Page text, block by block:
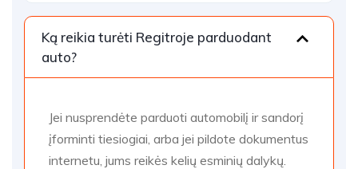
Ką reikia turėti Regitroje parduodant
auto?
Jei nusprendėte parduoti automobilį ir sandorį
įforminti tiesiogiai, arba jei pildote dokumentus
internetu, jums reikės kelių esminių dalykų.